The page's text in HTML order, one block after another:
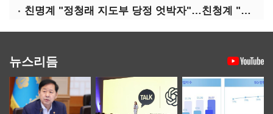
친명계 "정청래 지도부 당정 엇박자"…친청계 "신천지 오물 폭탄"
뉴스리듬